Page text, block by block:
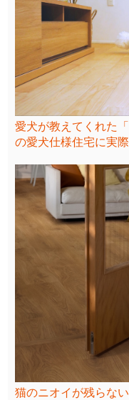
愛犬が教えてくれた
の愛犬仕様住宅に実
猫のニオイが残らな